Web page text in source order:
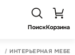
ПоискКорзина
ИНТЕРЬЕРНАЯ